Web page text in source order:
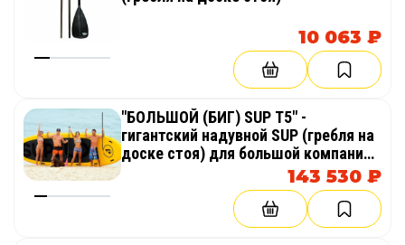
10 063 ₽
"БОЛЬШОЙ (БИГ) SUP T5" -
гигантский надувной SUP (гребля на
доске стоя) для большой компании,
тимбилдинга, корпоративов143 530 ₽